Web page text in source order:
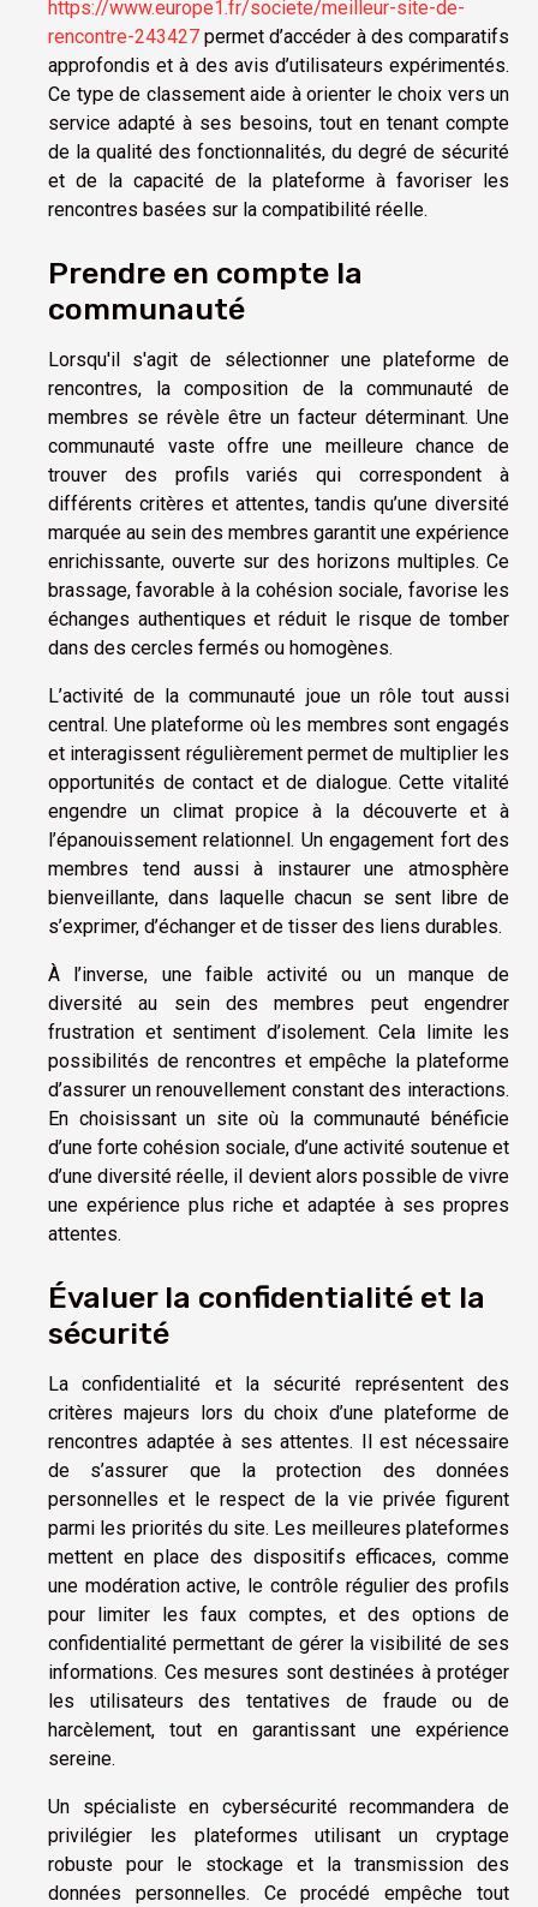
https://www.europe1.fr/societe/meilleur-site-de-
rencontre-243427 permet d’accéder à des comparatifs
approfondis et à des avis d’utilisateurs expérimentés.
Ce type de classement aide à orienter le choix vers un
service adapté à ses besoins, tout en tenant compte
de la qualité des fonctionnalités, du degré de sécurité
et de la capacité de la plateforme à favoriser les
rencontres basées sur la compatibilité réelle.
Prendre en compte la
communauté
Lorsqu'il s'agit de sélectionner une plateforme de
rencontres, la composition de la communauté de
membres se révèle être un facteur déterminant. Une
communauté vaste offre une meilleure chance de
trouver des profils variés qui correspondent à
différents critères et attentes, tandis qu’une diversité
marquée au sein des membres garantit une expérience
enrichissante, ouverte sur des horizons multiples. Ce
brassage, favorable à la cohésion sociale, favorise les
échanges authentiques et réduit le risque de tomber
dans des cercles fermés ou homogènes.
L’activité de la communauté joue un rôle tout aussi
central. Une plateforme où les membres sont engagés
et interagissent régulièrement permet de multiplier les
opportunités de contact et de dialogue. Cette vitalité
engendre un climat propice à la découverte et à
l’épanouissement relationnel. Un engagement fort des
membres tend aussi à instaurer une atmosphère
bienveillante, dans laquelle chacun se sent libre de
s’exprimer, d’échanger et de tisser des liens durables.
À l’inverse, une faible activité ou un manque de
diversité au sein des membres peut engendrer
frustration et sentiment d’isolement. Cela limite les
possibilités de rencontres et empêche la plateforme
d’assurer un renouvellement constant des interactions.
En choisissant un site où la communauté bénéficie
d’une forte cohésion sociale, d’une activité soutenue et
d’une diversité réelle, il devient alors possible de vivre
une expérience plus riche et adaptée à ses propres
attentes.
Évaluer la confidentialité et la
sécurité
La confidentialité et la sécurité représentent des
critères majeurs lors du choix d’une plateforme de
rencontres adaptée à ses attentes. Il est nécessaire
de s’assurer que la protection des données
personnelles et le respect de la vie privée figurent
parmi les priorités du site. Les meilleures plateformes
mettent en place des dispositifs efficaces, comme
une modération active, le contrôle régulier des profils
pour limiter les faux comptes, et des options de
confidentialité permettant de gérer la visibilité de ses
informations. Ces mesures sont destinées à protéger
les utilisateurs des tentatives de fraude ou de
harcèlement, tout en garantissant une expérience
sereine.
Un spécialiste en cybersécurité recommandera de
privilégier les plateformes utilisant un cryptage
robuste pour le stockage et la transmission des
données personnelles. Ce procédé empêche tout